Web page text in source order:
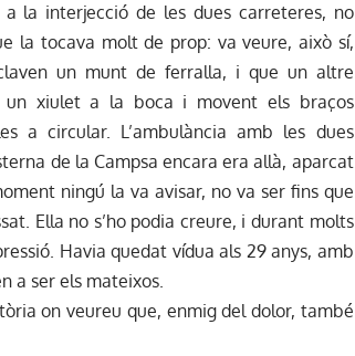
la interjecció de les dues carreteres, no
la tocava molt de prop: va veure, això sí,
un munt de ferralla, i que un altre
xiulet a la boca i movent els braços
a circular. L’ambulància amb les dues
de la Campsa encara era allà, aparcat
ningú la va avisar, no va ser fins que
Ella no s’ho podia creure, i durant molts
Havia quedat vídua als 29 anys, amb
a ser els mateixos.
on veureu que, enmig del dolor, també